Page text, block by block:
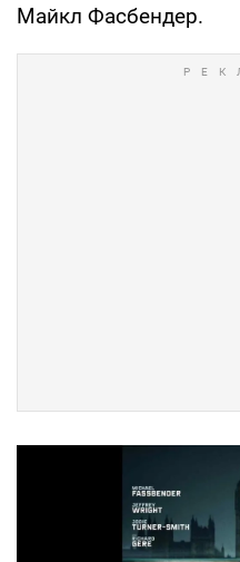
Майкл Фасбендер.